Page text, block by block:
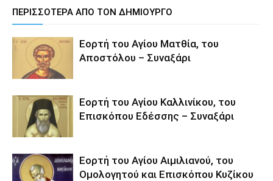
ΠΕΡΙΣΣΟΤΕΡΑ ΑΠΟ ΤΟΝ ΔΗΜΙΟΥΡΓΟ
Εορτή του Αγίου Ματθία, του
Αποστόλου – Συναξάρι
Εορτή του Αγίου Καλλινίκου, του
Επισκόπου Εδέσσης – Συναξάρι
Εορτή του Αγίου Αιμιλιανού, του
Ομολογητού και Επισκόπου Κυζίκου